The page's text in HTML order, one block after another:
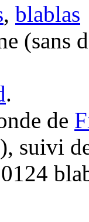
, blablas
(sans
.
de
suivi